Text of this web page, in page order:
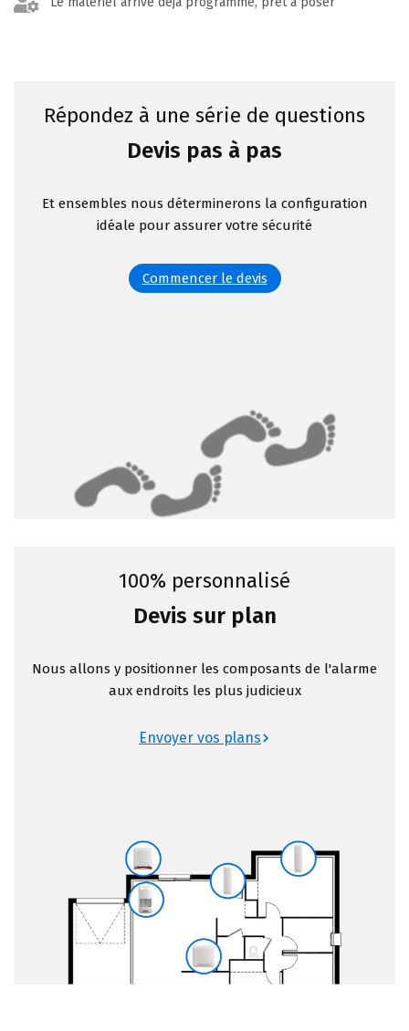
Répondez à une série de questions
Devis pas à pas
Et ensembles nous déterminerons la configuration
idéale pour assurer votre sécurité
Commencer le devis
100% personnalisé
Devis sur plan
Nous allons y positionner les composants de l'alarme
aux endroits les plus judicieux
Envoyer vos plans